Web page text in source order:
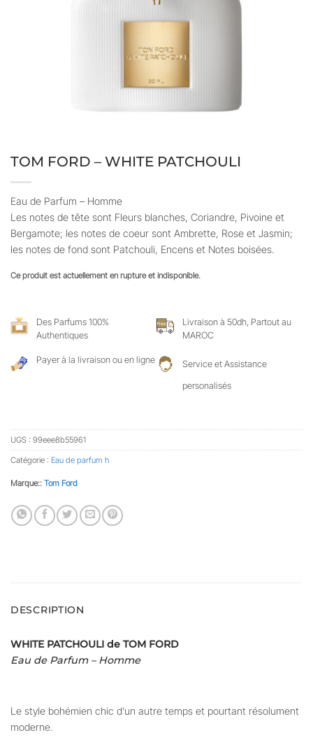
TOM FORD – WHITE PATCHOULI
Eau de Parfum – Homme
Les notes de tête sont Fleurs blanches, Coriandre, Pivoine et
Bergamote; les notes de coeur sont Ambrette, Rose et Jasmin;
les notes de fond sont Patchouli, Encens et Notes boisées.
Ce produit est actuellement en rupture et indisponible.
Des Parfums 100%
Authentiques
Livraison à 50dh, Partout au
MAROC
Payer à la livraison ou en ligne Service et Assistance
personalisés
UGS : 99eee8b55961
Catégorie : Eau de parfum h
Marque:: Tom Ford
DESCRIPTION
WHITE PATCHOULI de TOM FORD
Eau de Parfum – Homme
Le style bohémien chic d’un autre temps et pourtant résolument
moderne.